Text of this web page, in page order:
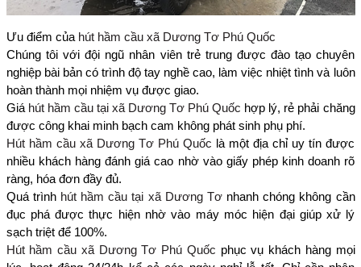
Ưu điểm của hút hầm cầu xã Dương Tơ Phú Quốc
Chúng tôi với đội ngũ nhân viên trẻ trung được đào tạo chuyên
nghiệp bài bản có trình độ tay nghề cao, làm việc nhiệt tình và luôn
hoàn thành mọi nhiệm vụ được giao.
Giá hút hầm cầu tại xã Dương Tơ Phú Quốc hợp lý, rẻ phải chăng
được công khai minh bạch cam không phát sinh phụ phí.
Hút hầm cầu xã Dương Tơ Phú Quốc là một địa chỉ uy tín được
nhiều khách hàng đánh giá cao nhờ vào giấy phép kinh doanh rõ
ràng, hóa đơn đầy đủ.
Quá trình hút hầm cầu tại xã Dương Tơnhanh chóng không cần
đục phá được thực hiện nhờ vào máy móc hiện đại giúp xử lý
sạch triệt để 100%.
Hút hầm cầu xã Dương Tơ Phú Quốc phục vụ khách hàng mọi